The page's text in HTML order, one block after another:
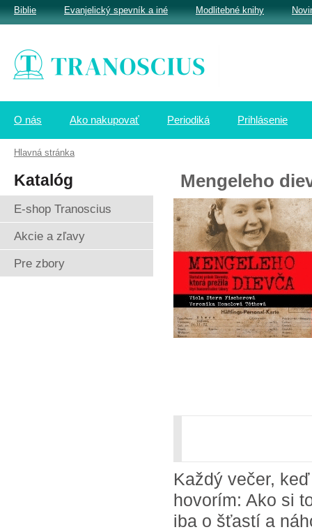
O nás Ako nakupovať Periodiká Prihlásenie
Mengeleho
Každý večer,
hovorím: Ako si
iba o šťastí a
Katalóg
E-shop Tranoscius
Akcie a zľavy
Pre zbory
Biblie Evanjelický spevník a iné Modlitebné knihy
Hlavná stránka